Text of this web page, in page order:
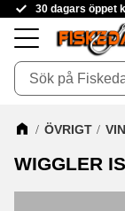
Meny
30 dagars öppet
ÖVRIGT
WIGGLER